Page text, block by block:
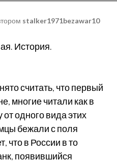
stalker1971bezawar10
История.
считать, что первый
многие читали как в
одного вида этих
бежали с поля
что в России в то
появившийся